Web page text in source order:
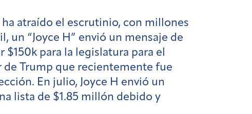
ha atraído el escrutinio, con millones
un “Joyce H” envió un mensaje de
para la legislatura para el
de Trump que recientemente fue
En julio, Joyce H envió un
lista de $1.85 millón debido y